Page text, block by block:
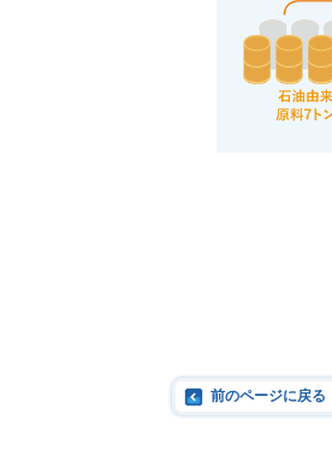
前のページに戻る